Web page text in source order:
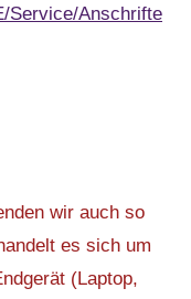
Service/Anschrifte
wir auch so
es sich um
(Laptop,